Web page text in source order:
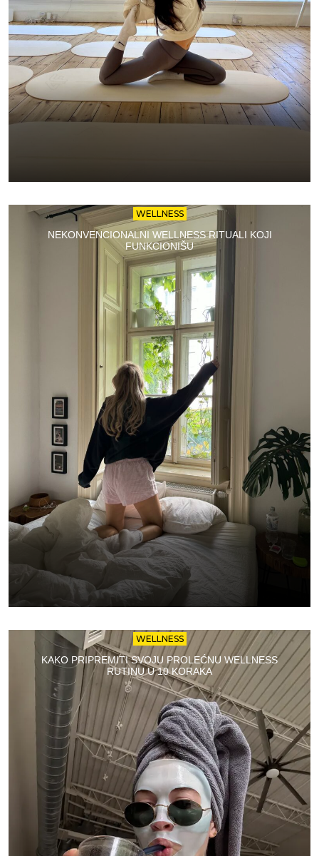
WELLNESS
NEKONVENCIONALNI WELLNESS RITUALI KOJI
FUNKCIONIŠU
WELLNESS
KAKO PRIPREMITI SVOJU PROLEĆNU WELLNESS
RUTINU U 10 KORAKA